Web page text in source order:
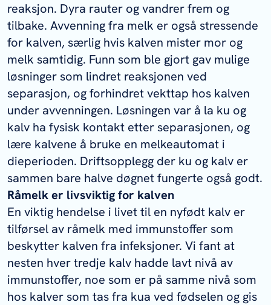
reaksjon. Dyra rauter og vandrer frem og
tilbake. Avvenning fra melk er også stressende
for kalven, særlig hvis kalven mister mor og
melk samtidig. Funn som ble gjort gav mulige
løsninger som lindret reaksjonen ved
separasjon, og forhindret vekttap hos kalven
under avvenningen. Løsningen var å la ku og
kalv ha fysisk kontakt etter separasjonen, og
lære kalvene å bruke en melkeautomat i
dieperioden. Driftsopplegg der ku og kalv er
sammen bare halve døgnet fungerte også godt.
Råmelk er livsviktig for kalven
En viktig hendelse i livet til en nyfødt kalv er
tilførsel av råmelk med immunstoffer som
beskytter kalven fra infeksjoner. Vi fant at
nesten hver tredje kalv hadde lavt nivå av
immunstoffer, noe som er på samme nivå som
hos kalver som tas fra kua ved fødselen og gis